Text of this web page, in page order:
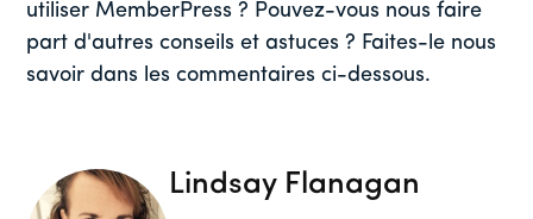
utiliser MemberPress ? Pouvez-vous nous faire
part d'autres conseils et astuces ? Faites-le nous
savoir dans les commentaires ci-dessous.
Lindsay Flanagan